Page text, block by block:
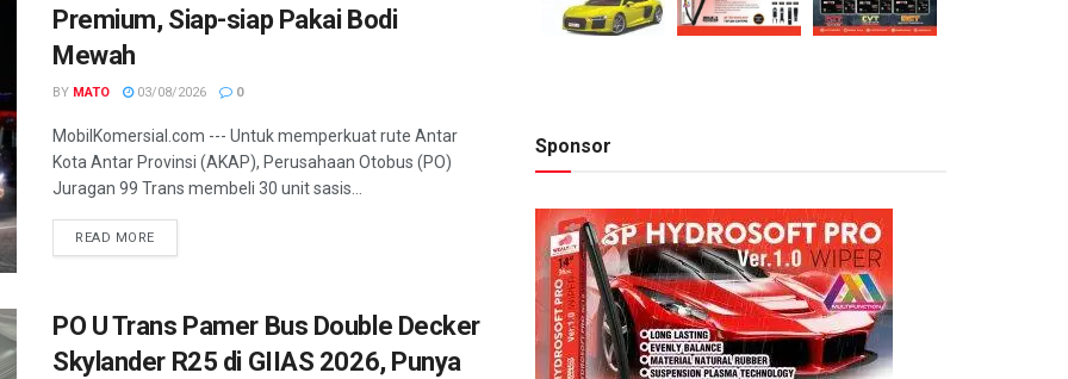
Premium, Siap-siap Pakai Bodi
Mewah
BY MATO 03/08/2026 0
MobilKomersial.com --- Untuk memperkuat rute Antar
Kota Antar Provinsi (AKAP), Perusahaan Otobus (PO)
Juragan 99 Trans membeli 30 unit sasis...
READ MORE
PO U Trans Pamer Bus Double Decker
Skylander R25 di GIIAS 2026, Punya
Sponsor